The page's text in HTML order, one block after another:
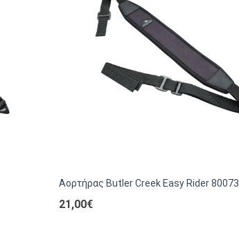
Αορτήρας Butler Creek Easy Rider 80073
21,00€